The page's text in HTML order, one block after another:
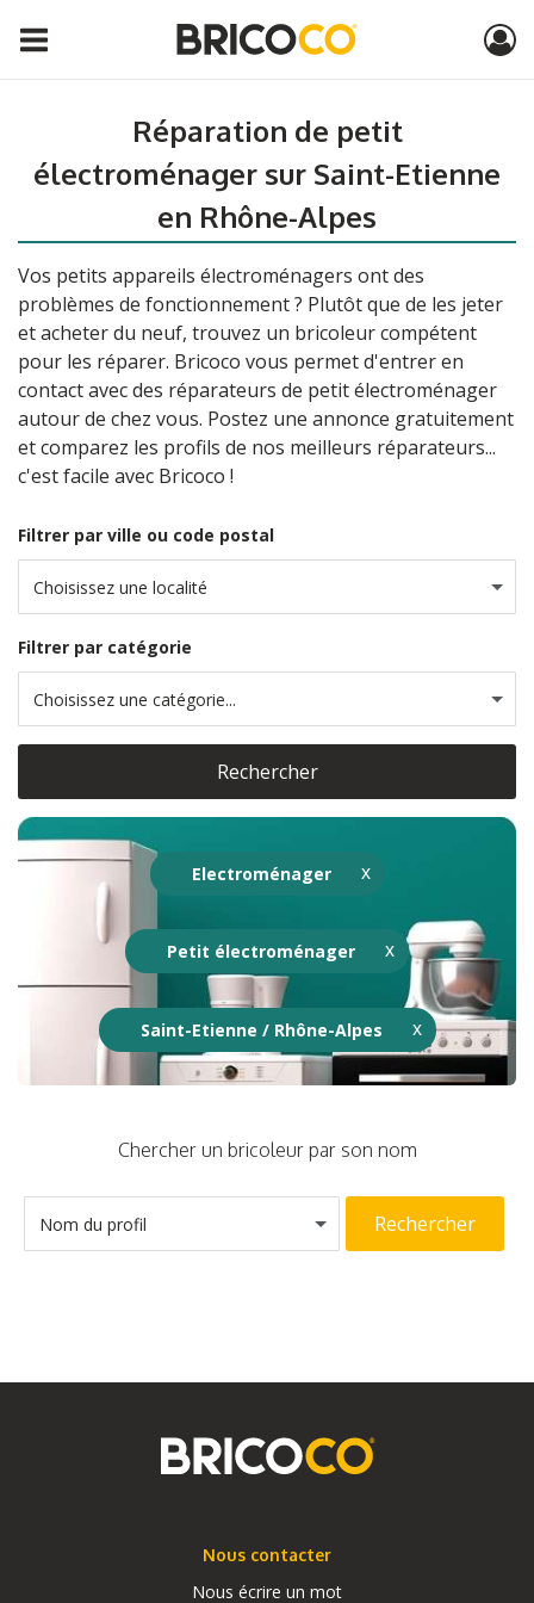
Electroménager
Petit électroménager
Saint-Etienne / Rhône-Alpes
Réparation de petit
électroménager sur Saint-Etienne
en Rhône-Alpes
Vos petits appareils électroménagers ont des
problèmes de fonctionnement ? Plutôt que de les jeter
et acheter du neuf, trouvez un bricoleur compétent
pour les réparer. Bricoco vous permet d'entrer en
contact avec des réparateurs de petit électroménager
autour de chez vous. Postez une annonce gratuitement
et comparez les profils de nos meilleurs réparateurs...
c'est facile avec Bricoco !
Filtrer par ville ou code postal
Choisissez une localité
Filtrer par catégorie
Choisissez une catégorie...
Rechercher
Chercher un bricoleur par son nom
Nom du profil Rechercher
Nous contacter
Nous écrire un mot